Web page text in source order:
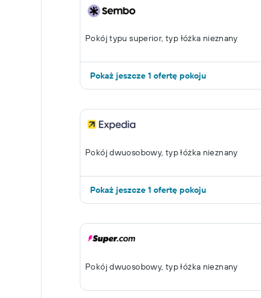
Pokój typu superior, typ łóżka nieznany
Pokaż jeszcze 1 ofertę pokoju
Pokój dwuosobowy, typ łóżka nieznany
Pokaż jeszcze 1 ofertę pokoju
Pokój dwuosobowy, typ łóżka nieznany